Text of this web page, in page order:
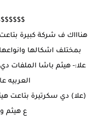
هناااك ف شركة كبيرة بتاعت
بمختلف اشكالها
علا:- هيثم باشا الملفات
العربيه
(علا) دي سكرتيرة بتاعت
ع هيثم